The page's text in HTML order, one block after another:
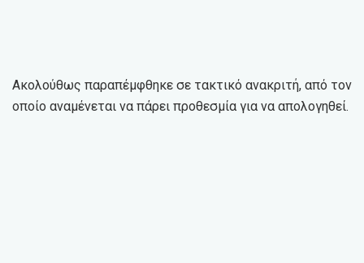
Ακολούθως παραπέμφθηκε σε τακτικό ανακριτή, από τον
οποίο αναμένεται να πάρει προθεσμία για να απολογηθεί.